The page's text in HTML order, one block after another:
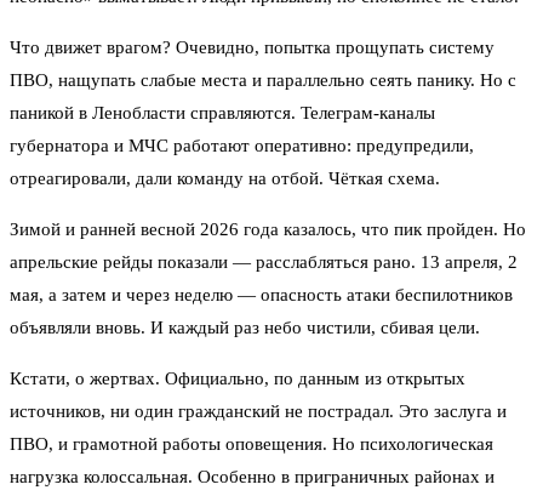
Что движет врагом? Очевидно, попытка прощупать систему
ПВО, нащупать слабые места и параллельно сеять панику. Но с
паникой в Ленобласти справляются. Телеграм-каналы
губернатора и МЧС работают оперативно: предупредили,
отреагировали, дали команду на отбой. Чёткая схема.
Зимой и ранней весной 2026 года казалось, что пик пройден. Но
апрельские рейды показали — расслабляться рано. 13 апреля, 2
мая, а затем и через неделю — опасность атаки беспилотников
объявляли вновь. И каждый раз небо чистили, сбивая цели.
Кстати, о жертвах. Официально, по данным из открытых
источников, ни один гражданский не пострадал. Это заслуга и
ПВО, и грамотной работы оповещения. Но психологическая
нагрузка колоссальная. Особенно в приграничных районах и